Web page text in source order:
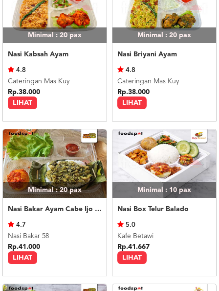
Minimal : 20 pax
Nasi Kabsah Ayam
LIHAT
4.8
Cateringan Mas Kuy
Rp.38.000
Minimal : 20 pax
Nasi Briyani Ayam
LIHAT
4.8
Cateringan Mas Kuy
Rp.38.000
Minimal : 20pax
Nasi Bakar Ayam Cabe Ijo + Telor Balado
LIHAT
4.7
Nasi Bakar 58
Rp.41.000
Minimal : 10pax
Nasi Box Telur Balado
LIHAT
5.0
Kafe Betawi
Rp.41.667